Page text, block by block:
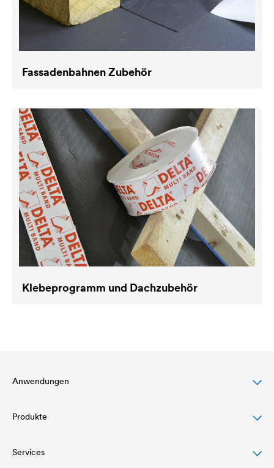
Fassadenbahnen Zubehör
Klebeprogramm und Dachzubehör
Anwendungen
Steildachschutz
Fassadenschutz & -gestaltung
Produkte
Dachbahnen
Services